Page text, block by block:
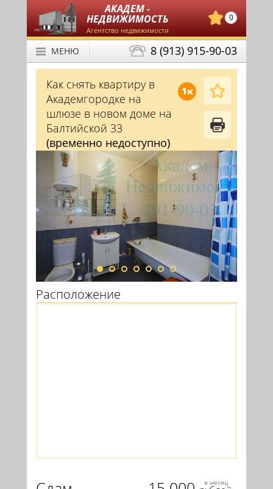
АКАДЕМ -
НЕДВИЖИМОСТЬ
Агентство недвижимости
0
8 (913) 915-90-03
МЕНЮ
1к
Как снять квартиру в
Академгородке на
шлюзе в новом доме на
Балтийской 33
(временно недоступно)
Расположение
в месяц